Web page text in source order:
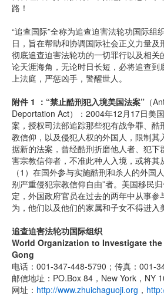
路！
“追查国际”全称为追查迫害法轮功国际组
日，旨在帮助和协调国际社会正义力量及
彻底追查迫害法轮功的一切罪行以及相关
论天涯海角，无论时日长短，必将追查到
上法庭，严惩凶手，警醒世人。
附件 1 ：“禁止酷刑犯入境美国法案” （
Deportation Act）：2004年12月17日美
案，授权司法部追踪那些犯有战争罪、酷
教信仰，以及侵犯人权的外国人，限制其
据新的法案，曾经酷刑折磨他人者、犯下
害宗教信仰者，不准此种人入境，或将其
（1）在国外参与实施酷刑和杀人的外国
别严重侵犯宗教信仰自由”者。美国移民
定，外国政府官员在过去的两年中从事
为，他们以及他们的家属和子女不得进入
追查迫害法轮功国际组织
World Organization to Investigate
Gong
电话：001-347-448-5790；传真：001-
邮信地址：PO.Box 84，New York，NY
网址： http://www.zhuichaguoji.org ，